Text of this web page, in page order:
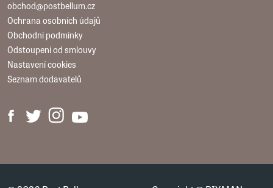
obchod@postbellum.cz
Ochrana osobních údajů
Obchodní podmínky
Odstoupení od smlouvy
Nastavení cookies
Seznam dodavatelů